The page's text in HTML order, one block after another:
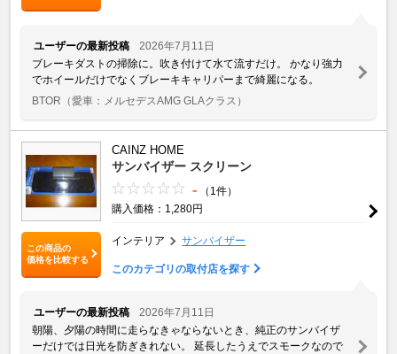
ユーザーの最新投稿
2026年7月11日
ブレーキダストの掃除に。吹き付けて水て流すだけ。 かなり強力
でホイールだけでなくブレーキキャリパーまで綺麗になる。
BTOR （愛車：メルセデスAMG GLAクラス）
この商品の
価格を比較する
CAINZ HOME
サンバイザー スクリーン
-
（1件）
購入価格：1,280円
インテリア サンバイザー
このカテゴリの取付店を探す
ユーザーの最新投稿
2026年7月11日
朝陽、夕陽の時間に走らなきゃならないとき、純正のサンバイザ
ーだけでは日光を防ぎきれない。 延長したうえでスモークなので